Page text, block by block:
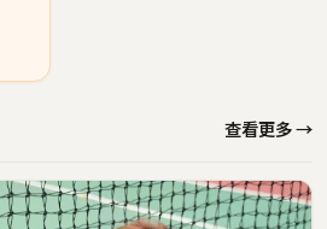
查看更多 →